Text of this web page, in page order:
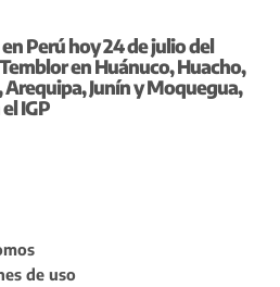
Perú hoy 24 de julio del
en Huánuco, Huacho,
Arequipa, Junín y Moquegua,
IGP
de uso